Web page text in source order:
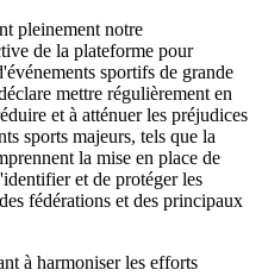
pleinement notre
de la plateforme pour
sportifs de grande
mettre régulièrement en
et à atténuer les préjudices
sports majeurs, tels que la
la mise en place de
et de protéger les
fédérations et des principaux
à harmoniser les efforts